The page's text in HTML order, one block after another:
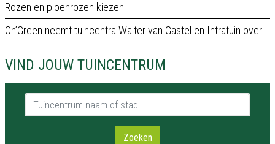
Rozen en pioenrozen kiezen
Oh’Green neemt tuincentra Walter van Gastel en Intratuin over
VIND JOUW TUINCENTRUM
Tuincentrum naam of stad
Zoeken